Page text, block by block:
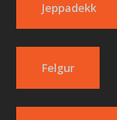
Jeppadekk
Felgur